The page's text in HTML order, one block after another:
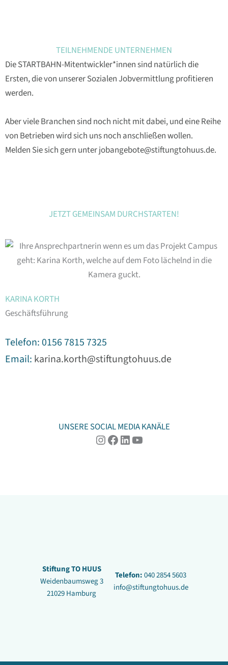
TEILNEHMENDE UNTERNEHMEN
Die STARTBAHN-Mitentwickler*innen sind natürlich die
Ersten, die von unserer Sozialen Jobvermittlung profitieren
werden.
Aber viele Branchen sind noch nicht mit dabei, und eine Reihe
von Betrieben wird sich uns noch anschließen wollen.
Melden Sie sich gern unterjobangebote@stiftungtohuus.de.
JETZT GEMEINSAM DURCHSTARTEN!
KARINA KORTH
Geschäftsführung
Telefon: 0156 7815 7325
Email: karina.korth@stiftungtohuus.de
UNSERE SOCIAL MEDIA KANÄLE
Instagram
Facebook
LinkedIn
YouTube
Stiftung TO HUUS
Weidenbaumsweg 3
21029 Hamburg
Telefon:040 2854 5603
info@stiftungtohuus.de